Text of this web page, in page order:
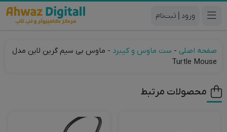
|
صفحه اصلی - ست ماوس و کیبرد - ماوس بی سیم گرین لاین مدل
Turtle Mouse
محصولات مرتبط